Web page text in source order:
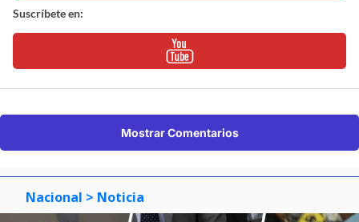
Suscríbete en:
Mostrar Comentarios
Nacional > Noticia